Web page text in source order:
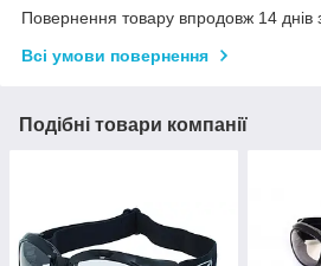
Повернення товару впродовж 14 днів
Всі умови повернення
Подібні товари компанії